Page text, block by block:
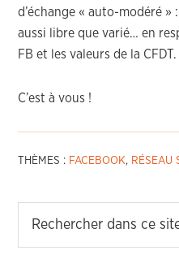
d’échange « auto-modéré
aussi libre que varié… en
FB et les valeurs de la CFDT.
C’est à vous !
THÈMES : FACEBOOK, RÉSEAU